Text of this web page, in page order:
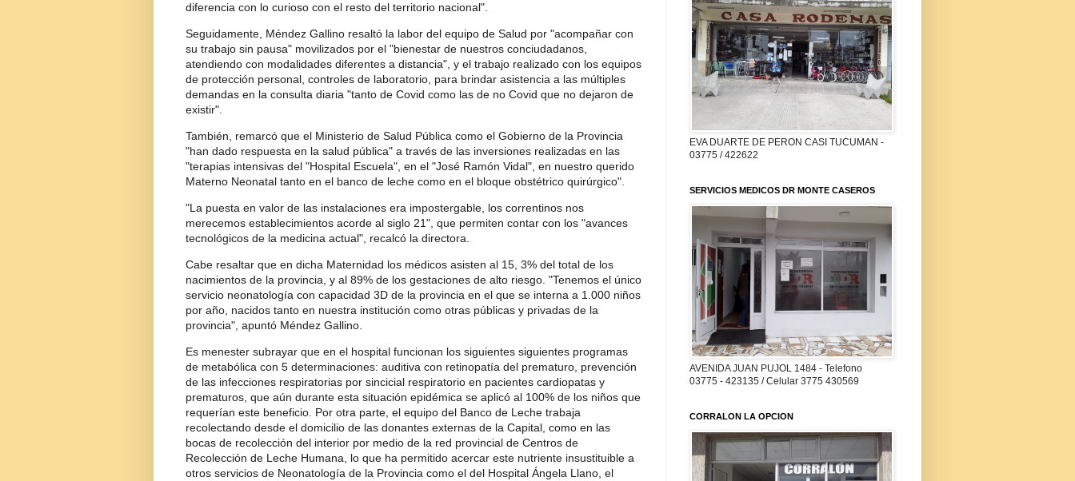
diferencia con lo curioso con el resto del territorio nacional".
Seguidamente, Méndez Gallino resaltó la labor del equipo de Salud por "acompañar con
su trabajo sin pausa" movilizados por el "bienestar de nuestros conciudadanos,
atendiendo con modalidades diferentes a distancia", y el trabajo realizado con los equipos
de protección personal, controles de laboratorio, para brindar asistencia a las múltiples
demandas en la consulta diaria "tanto de Covid como las de no Covid que no dejaron de
existir".
También, remarcó que el Ministerio de Salud Pública como el Gobierno de la Provincia
"han dado respuesta en la salud pública" a través de las inversiones realizadas en las
"terapias intensivas del "Hospital Escuela", en el "José Ramón Vidal", en nuestro querido
Materno Neonatal tanto en el banco de leche como en el bloque obstétrico quirúrgico".
"La puesta en valor de las instalaciones era impostergable, los correntinos nos
merecemos establecimientos acorde al siglo 21", que permiten contar con los "avances
tecnológicos de la medicina actual", recalcó la directora.
Cabe resaltar que en dicha Maternidad los médicos asisten al 15, 3% del total de los
nacimientos de la provincia, y al 89% de los gestaciones de alto riesgo. "Tenemos el único
servicio neonatología con capacidad 3D de la provincia en el que se interna a 1.000 niños
por año, nacidos tanto en nuestra institución como otras públicas y privadas de la
provincia", apuntó Méndez Gallino.
Es menester subrayar que en el hospital funcionan los siguientes siguientes programas
de metabólica con 5 determinaciones: auditiva con retinopatía del prematuro, prevención
de las infecciones respiratorias por sincicial respiratorio en pacientes cardiopatas y
prematuros, que aún durante esta situación epidémica se aplicó al 100% de los niños que
requerían este beneficio. Por otra parte, el equipo del Banco de Leche trabaja
recolectando desde el domicilio de las donantes externas de la Capital, como en las
bocas de recolección del interior por medio de la red provincial de Centros de
Recolección de Leche Humana, lo que ha permitido acercar este nutriente insustituible a
otros servicios de Neonatología de la Provincia como el del Hospital Ángela Llano, el
EVA DUARTE DE PERON CASI TUCUMAN -
03775 / 422622
SERVICIOS MEDICOS DR MONTE CASEROS
AVENIDA JUAN PUJOL 1484 - Telefono
03775 - 423135 / Celular 3775 430569
CORRALON LA OPCION